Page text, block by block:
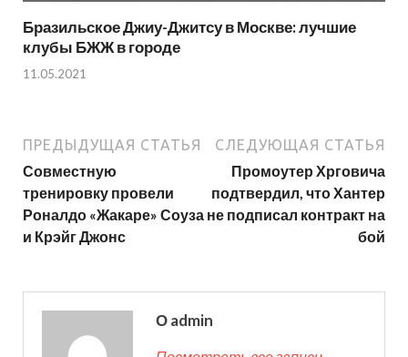
Бразильское Джиу-Джитсу в Москве: лучшие
клубы БЖЖ в городе
11.05.2021
ПРЕДЫДУЩАЯ СТАТЬЯ
Совместную
тренировку провели
Роналдо «Жакаре» Соуза
и Крэйг Джонс
СЛЕДУЮЩАЯ СТАТЬЯ
Промоутер Хрговича
подтвердил, что Хантер
не подписал контракт на
бой
О admin